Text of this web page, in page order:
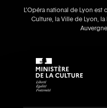
L’Opéra national de Lyon
Culture, la Ville de Lyon,